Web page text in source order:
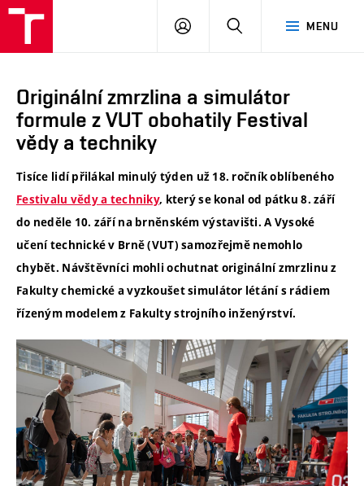
MENU
PŘIHLÁSIT
Originální zmrzlina a simulátor
formule z VUT obohatily Festival
vědy a techniky
Tisíce lidí přilákal minulý týden už 18. ročník oblíbeného
Festivalu vědy a techniky, který se konal od pátku 8. září
do neděle 10. září na brněnském výstavišti. A Vysoké
učení technické v Brně (VUT) samozřejmě nemohlo
chybět. Návštěvníci mohli ochutnat originální zmrzlinu z
Fakulty chemické a vyzkoušet simulátor létání s rádiem
řízeným modelem z Fakulty strojního inženýrství.